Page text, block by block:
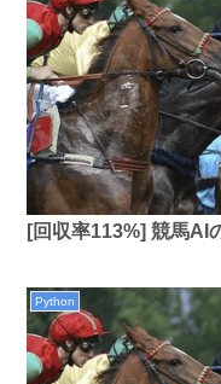
[回収率113%] 競馬AI
Python